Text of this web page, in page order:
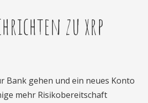
zu xrp
Bank gehen und ein neues Konto
mehr Risikobereitschaft